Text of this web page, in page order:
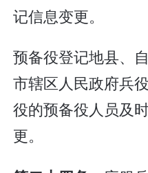
记信息变更。
预备役登记地县、
市辖区人民政府兵
役的预备役人员及
更。